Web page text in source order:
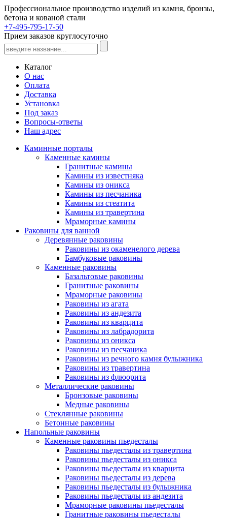
Профессиональное производство изделий из камня, бронзы,
бетона и кованой стали
+7-495-795-17-50
Прием заказов круглосуточно
Каталог
О нас
Оплата
Доставка
Установка
Под заказ
Вопросы-ответы
Наш адрес
Каминные порталы
Каменные камины
Гранитные камины
Камины из известняка
Камины из оникса
Камины из песчаника
Камины из стеатита
Камины из травертина
Мраморные камины
Раковины для ванной
Деревянные раковины
Раковины из окаменелого дерева
Бамбуковые раковины
Каменные раковины
Базальтовые раковины
Гранитные раковины
Мраморные раковины
Раковины из агата
Раковины из андезита
Раковины из кварцита
Раковины из лабрадорита
Раковины из оникса
Раковины из песчаника
Раковины из речного камня булыжника
Раковины из травертина
Раковины из флюорита
Металлические раковины
Бронзовые раковины
Медные раковины
Стеклянные раковины
Бетонные раковины
Напольные раковины
Каменные раковины пьедесталы
Раковины пьедесталы из травертина
Раковины пьедесталы из оникса
Раковины пьедесталы из кварцита
Раковины пьедесталы из дерева
Раковины пьедесталы из булыжника
Раковины пьедесталы из андезита
Мраморные раковины пьедесталы
Гранитные раковины пьедесталы